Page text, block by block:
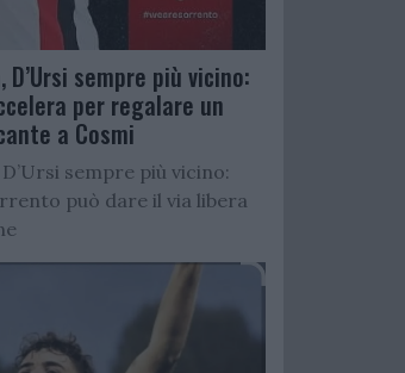
sempre più vicino:
per regalare un
a Cosmi
sempre più vicino:
può dare il via libera